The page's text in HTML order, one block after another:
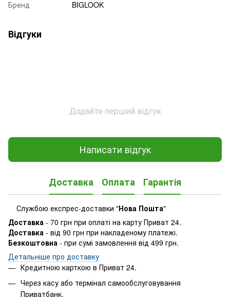
Бренд
BIGLOOK
Відгуки
Додайте перший відгук
Написати відгук
Доставка Оплата Гарантія
Службою експрес-доставки "Нова Пошта"
Доставка - 70 грн при оплаті на карту Приват 24.
Доставка - від 90 грн при накладеному платежі.
Безкоштовна - при сумі замовлення від 499 грн.
Детальніше про доставку
Кредитною карткою в Приват 24.
Через касу або термінал самообслуговування
Приватбанк.